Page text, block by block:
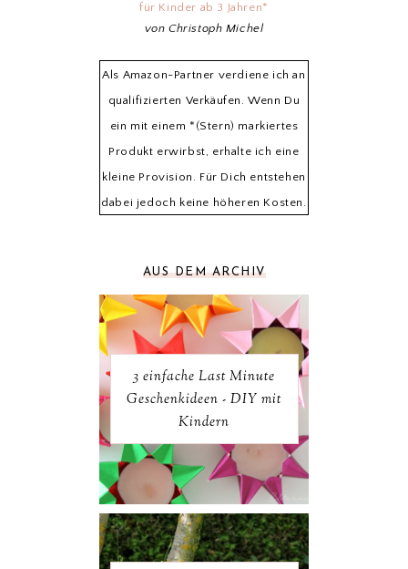
für Kinder ab 3 Jahren*
von Christoph Michel
Als Amazon-Partner verdiene ich an
qualifizierten Verkäufen. Wenn Du
ein mit einem *(Stern) markiertes
Produkt erwirbst, erhalte ich eine
kleine Provision. Für Dich entstehen
dabei jedoch keine höheren Kosten.
AUS DEM ARCHIV
3 einfache Last Minute
Geschenkideen - DIY mit
Kindern